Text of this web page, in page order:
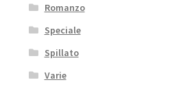
Romanzo
Speciale
Spillato
Varie